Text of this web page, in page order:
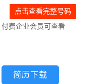
点击查看完整号码
付费企业会员可查看
简历下载